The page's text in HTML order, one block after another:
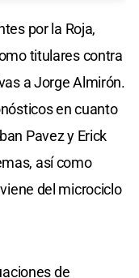
por la Roja,
titulares contra
a Jorge Almirón.
en cuanto
Pavez y Erick
así como
del microciclo
de